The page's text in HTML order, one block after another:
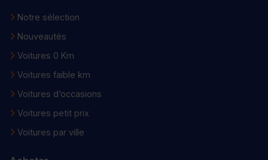
Notre sélection
Nouveautés
Voitures 0 Km
Voitures faible km
Voitures d’occasions
Voitures petit prix
Voitures par ville